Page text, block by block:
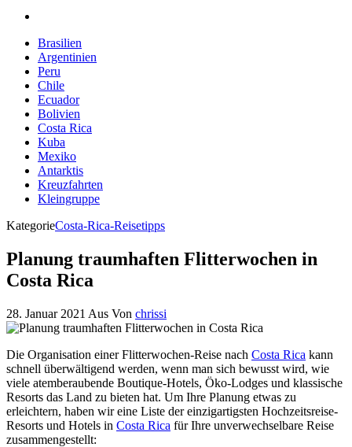
Brasilien
Argentinien
Peru
Chile
Ecuador
Bolivien
Costa Rica
Kuba
Mexiko
Antarktis
Kreuzfahrten
Kleingruppe
KategorieCosta-Rica-Reisetipps
Planung traumhaften Flitterwochen in
Costa Rica
28. Januar 2021 Aus Von chrissi
Die Organisation einer Flitterwochen-Reise nach Costa Rica kann
schnell überwältigend werden, wenn man sich bewusst wird, wie
viele atemberaubende Boutique-Hotels, Öko-Lodges und klassische
Resorts das Land zu bieten hat. Um Ihre Planung etwas zu
erleichtern, haben wir eine Liste der einzigartigsten Hochzeitsreise-
Resorts und Hotels in Costa Rica für Ihre unverwechselbare Reise
zusammengestellt: